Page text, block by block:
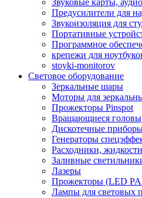
Звуковые карты,
Предусилители для
Звукоизоляция для
Портативные
Программное
крепежи для
stoyki-monitorov
Световое оборудование
Зеркальные шары
Моторы для
Прожекторы Pinspot
Вращающиеся головы
Дискотечные
Генераторы
Расходники,
Заливные
Лазеры
Прожекторы (LED
Лампы для световых